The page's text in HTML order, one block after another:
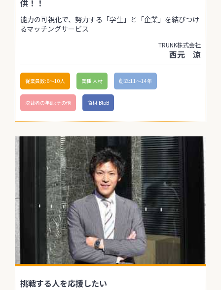
供！！
能力の可視化で、努力する「学生」と「企業」を結びつけ
るマッチングサービス
TRUNK株式会社
西元 涼
従業員数:6～10人 業種:人材 創立:11〜14年
決裁者の年齢:その他 商材:BtoB
挑戦する人を応援したい